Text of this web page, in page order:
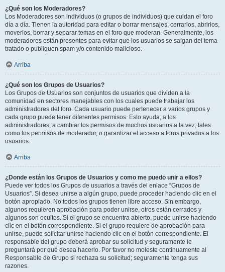
¿Qué son los Moderadores?
Los Moderadores son individuos (o grupos de individuos) que cuidan el foro
día a día. Tienen la autoridad para editar o borrar mensajes, cerrarlos, abrirlos,
moverlos, borrar y separar temas en el foro que moderan. Generalmente, los
moderadores están presentes para evitar que los usuarios se salgan del tema
tratado o publiquen spam y/o contenido malicioso.
Arriba
¿Qué son los Grupos de Usuarios?
Los Grupos de Usuarios son conjuntos de usuarios que dividen a la
comunidad en sectores manejables con los cuales puede trabajar los
administradores del foro. Cada usuario puede pertenecer a varios grupos y
cada grupo puede tener diferentes permisos. Esto ayuda, a los
administradores, a cambiar los permisos de muchos usuarios a la vez, tales
como los permisos de moderador, o garantizar el acceso a foros privados a los
usuarios.
Arriba
¿Donde están los Grupos de Usuarios y como me puedo unir a ellos?
Puede ver todos los Grupos de usuarios a través del enlace “Grupos de
Usuarios”. Si desea unirse a algún grupo, puede proceder haciendo clic en el
botón apropiado. No todos los grupos tienen libre acceso. Sin embargo,
algunos requieren aprobación para poder unirse, otros están cerrados y
algunos son ocultos. Si el grupo se encuentra abierto, puede unirse haciendo
clic en el botón correspondiente. Si el grupo requiere de aprobación para
unirse, puede solicitar unirse haciendo clic en el botón correspondiente. El
responsable del grupo deberá aprobar su solicitud y seguramente le
preguntará por qué desea hacerlo. Por favor no moleste continuamente al
Responsable de Grupo si rechaza su solicitud; seguramente tenga sus
razones.